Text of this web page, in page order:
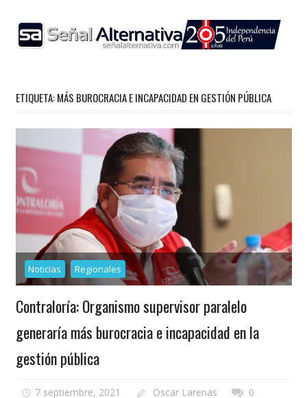
content
ETIQUETA:MÁS BUROCRACIA E INCAPACIDAD EN GESTIÓN PÚBLICA
Noticias Regionales
Contraloría: Organismo supervisor paralelo
generaría más burocracia e incapacidad en la
gestión pública
7 septiembre, 2021 Oscar Larenas 0